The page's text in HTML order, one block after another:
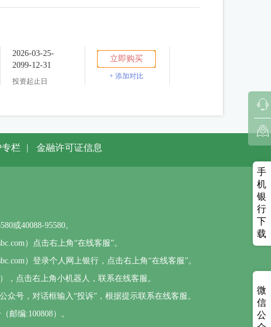
2026-03-25-
2099-12-31
投资起止日
立即购买
+ 添加对比
栏 | 金融许可证信息
或40088-95580。
）点击右上角“在线客服”。
）登录个人网上银行，点击右上角“在线客服”。
，点击右上角小机器人，联系在线客服。
众号，对话框输入“投诉”，根据提示联系在线客服。
邮编:100808）。
手
机
银
行
下
载
微
信
公